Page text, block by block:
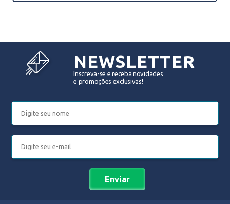
NEWSLETTER
Inscreva-se e receba novidades
e promoções exclusivas!
Enviar